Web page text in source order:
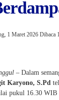
1 Maret 2026 Dibaca
– Dalam
Karyono, S.Pd
pukul 16.30 WIB